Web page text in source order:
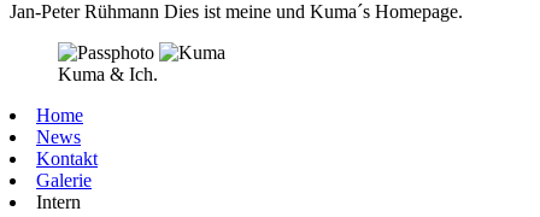
Jan-Peter Rühmann Dies ist meine und Kuma´s Homepage.
Kuma & Ich.
Home
News
Kontakt
Galerie
Intern